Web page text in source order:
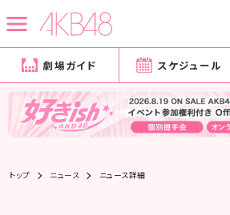
劇場ガイド スケジュール
トップ ニュース ニュース詳細